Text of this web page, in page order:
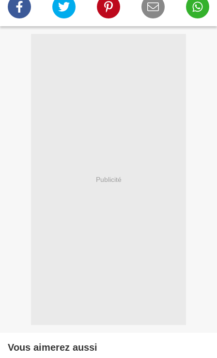
Publicité
Vous aimerez aussi